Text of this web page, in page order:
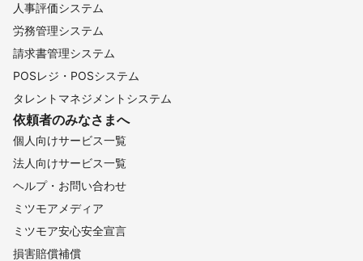
人事評価システム
労務管理システム
請求書管理システム
POSレジ・POSシステム
タレントマネジメントシステム
依頼者のみなさまへ
個人向けサービス一覧
法人向けサービス一覧
ヘルプ・お問い合わせ
ミツモアメディア
ミツモア安心安全宣言
損害賠償補償